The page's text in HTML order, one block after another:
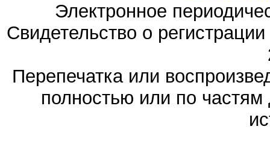
Электронное
Свидетельство о
Перепечатка или
полностью или по частям